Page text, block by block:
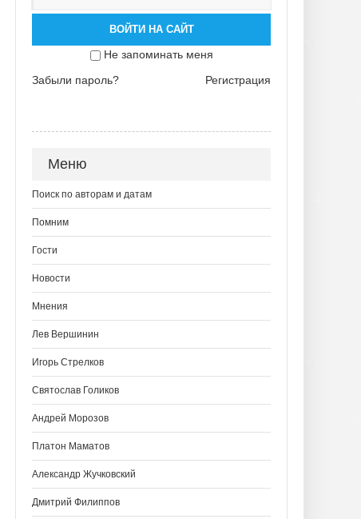
ВОЙТИ НА САЙТ
Не запоминать меня
Забыли пароль?
Регистрация
Меню
Поиск по авторам и датам
Помним
Гости
Новости
Мнения
Лев Вершинин
Игорь Стрелков
Святослав Голиков
Андрей Морозов
Платон Маматов
Александр Жучковский
Дмитрий Филиппов